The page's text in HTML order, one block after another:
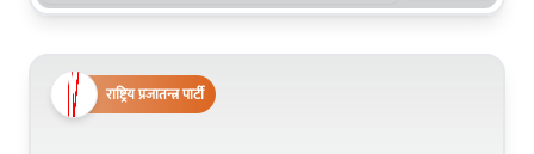
राष्ट्रिय प्रजातन्त्र पार्टी